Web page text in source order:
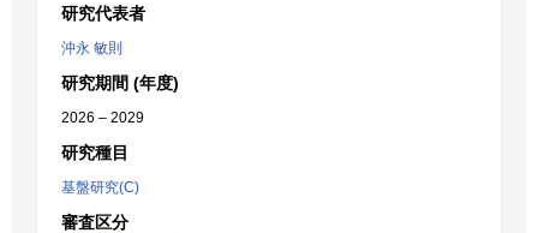
研究代表者
沖永 敏則
研究期間 (年度)
2026 – 2029
研究種目
基盤研究(C)
審査区分